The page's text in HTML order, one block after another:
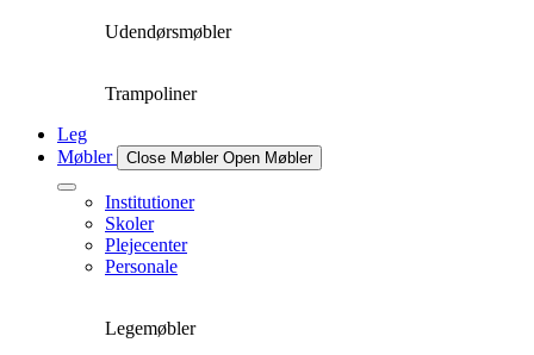
Udendørsmøbler
Trampoliner
Leg
Møbler
Close Møbler Open Møbler
Institutioner
Skoler
Plejecenter
Personale
Legemøbler